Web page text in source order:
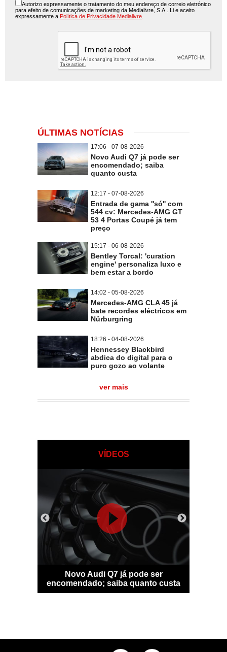
Autorizo expressamente o tratamento do meu endereço de correio eletrónico
para efeito de comunicações de marketing da Medialivre, S.A.. Li e aceito
expressamente a Política de Privacidade Medialivre
ÚLTIMAS NOTÍCIAS
17:06 - 07-08-2026
Novo Audi Q7 já pode ser
encomendado; saiba
quanto custa
12:17 - 07-08-2026
Entrada de gama ''só'' com
544 cv: Mercedes-AMG GT
53 4 Portas Coupé já tem
preço
15:17 - 06-08-2026
Bentley Torcal: 'curation
engine' personaliza luxo e
bem estar a bordo
14:02 - 05-08-2026
Mercedes-AMG CLA 45 já
bate recordes eléctricos em
Nürburgring
18:26 - 04-08-2026
Hennessey Blackbird
abdica do digital para o
puro gozo ao volante
ver mais
VÍDEOS
Novo Audi Q7 já pode ser
encomendado; saiba quanto custa